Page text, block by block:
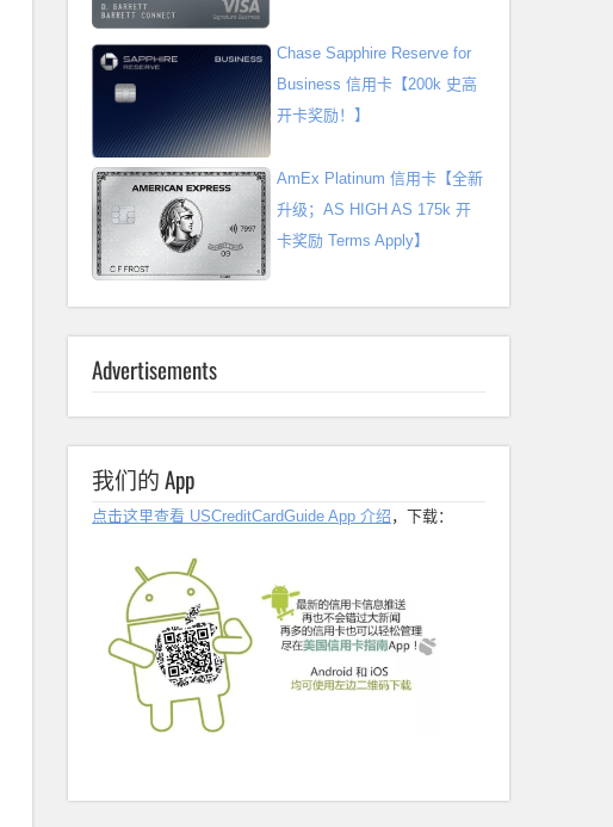
Chase Sapphire Reserve for
Business 信用卡【200k 史高
开卡奖励！】
AmEx Platinum 信用卡【全新
升级；AS HIGH AS 175k 开
卡奖励 Terms Apply】
Advertisements
我们的 App
点击这里查看 USCreditCardGuide App 介绍 ，下载：